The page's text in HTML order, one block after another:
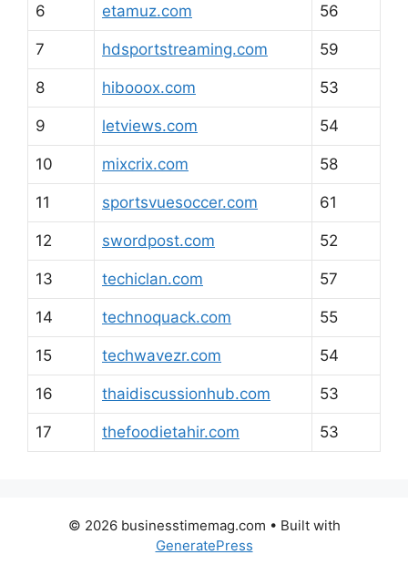
6 etamuz.com 56
7 hdsportstreaming.com 59
8 hibooox.com 53
9 letviews.com 54
10 mixcrix.com 58
11 sportsvuesoccer.com 61
12 swordpost.com 52
13 techiclan.com 57
14 technoquack.com 55
15 techwavezr.com 54
16 thaidiscussionhub.com 53
17 thefoodietahir.com 53
© 2026 businesstimemag.com • Built with
GeneratePress